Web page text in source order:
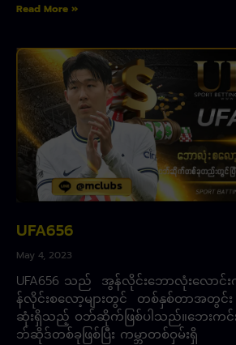
Read More »
UFA656
May 4, 2023
UFA656 သည် အွန်လိုင်းဘောလုံးလော
န်လိုင်းစလော့များတွင် တစ်နှစ်တာအတွင်း
ဆုံးရှိသည့် ဝဘ်ဆိုက်ဖြစ်ပါသည်။ဘေးက
ဘ်ဆိုဒ်တစ်ခုဖြစ်ပြီး ကမ္ဘာတစ်ဝှမ်းရှိ